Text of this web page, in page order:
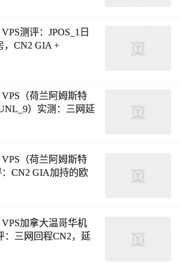
测评：JPOS_1日
，CN2 GIA +
析
VPS（荷兰阿姆斯特
）实测：三网延
性能全面分析
VPS（荷兰阿姆斯特
CN2 GIA加持的欧
VPS加拿大温哥华机
：三网回程CN2，延